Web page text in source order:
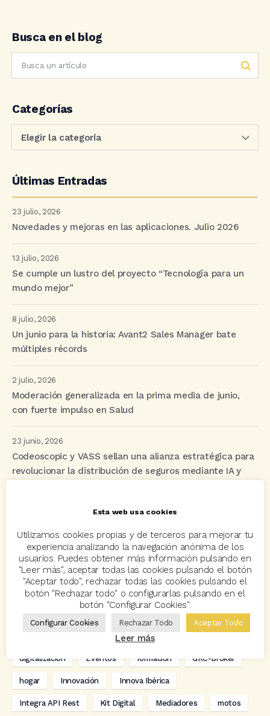
Busca en el blog
Categorías
Últimas Entradas
23 julio, 2026
Novedades y mejoras en las aplicaciones. Julio 2026
13 julio, 2026
Se cumple un lustro del proyecto “Tecnología para un
mundo mejor”
8 julio, 2026
Un junio para la historia: Avant2 Sales Manager bate
múltiples récords
2 julio, 2026
Moderación generalizada en la prima media de junio,
con fuerte impulso en Salud
23 junio, 2026
Codeoscopic y VASS sellan una alianza estratégica para
revolucionar la distribución de seguros mediante IA y
Etiquetas
acuerdo Acuerdos Allianz asisa autos
Avant2 Avant2 Sales Manager ayudas Bcover
Codeoscopic Academy
Coverize
digitalización Eventos formación GRC-Broker
hogar Innovación Innova Ibérica
Integra API Rest Kit Digital Mediadores motos
Esta web usa cookies
Utilizamos cookies propias y de terceros para mejorar tu
experiencia analizando la navegación anónima de los
usuarios. Puedes obtener más información pulsando en
"Leer más", aceptar todas las cookies pulsando el botón
"Aceptar todo", rechazar todas las cookies pulsando el
botón "Rechazar todo" o configurarlas pulsando en el
botón "Configurar Cookies".
Configurar Cookies Rechazar Todo Aceptar Todo
Leer más